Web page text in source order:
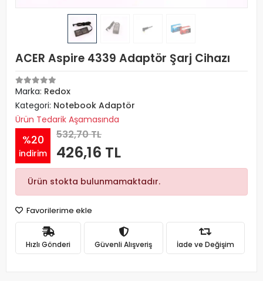
ACER Aspire 4339 Adaptör Şarj Cihazı
Marka: Redox
Kategori: Notebook Adaptör
Ürün Tedarik Aşamasında
%20
indirim
532,70 TL
426,16 TL
Ürün stokta bulunmamaktadır.
Favorilerime ekle
Hızlı Gönderi Güvenli Alışveriş İade ve Değişim